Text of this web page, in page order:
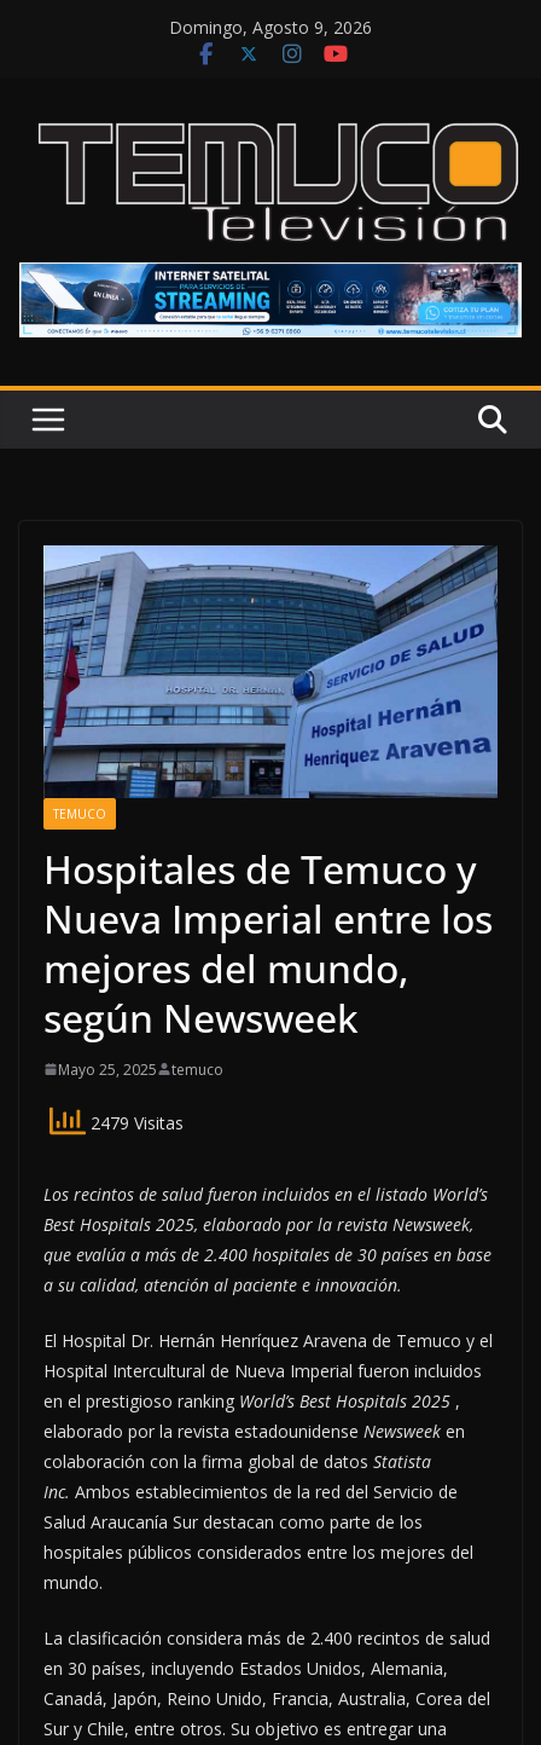
Domingo, Agosto 9, 2026
TEMUCO
Hospitales de Temuco y
Nueva Imperial entre los
mejores del mundo,
según Newsweek
Mayo 25, 2025 temuco
2479 Visitas
Los recintos de salud fueron incluidos en el listado World’s
Best Hospitals 2025, elaborado por la revista Newsweek,
que evalúa a más de 2.400 hospitales de 30 países en base
a su calidad, atención al paciente e innovación.
El Hospital Dr. Hernán Henríquez Aravena de Temuco y el
Hospital Intercultural de Nueva Imperial fueron incluidos
en el prestigioso ranking World’s Best Hospitals 2025 ,
elaborado por la revista estadounidense Newsweek en
colaboración con la firma global de datos Statista
Inc. Ambos establecimientos de la red del Servicio de
Salud Araucanía Sur destacan como parte de los
hospitales públicos considerados entre los mejores del
mundo.
La clasificación considera más de 2.400 recintos de salud
en 30 países, incluyendo Estados Unidos, Alemania,
Canadá, Japón, Reino Unido, Francia, Australia, Corea del
Sur y Chile, entre otros. Su objetivo es entregar una